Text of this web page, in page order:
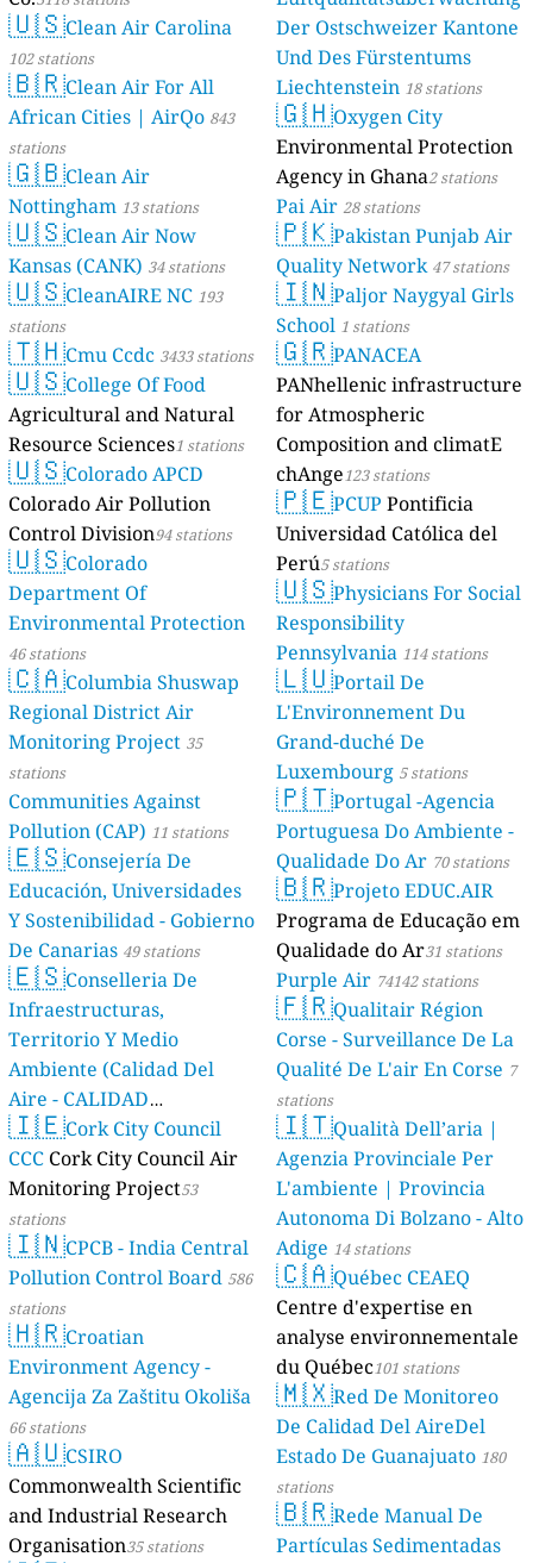
🇺🇸Clean Air Carolina
102 stations
🇧🇷Clean Air For All
African Cities | AirQo 843
stations
🇬🇧Clean Air
Nottingham 13 stations
🇺🇸Clean Air Now
Kansas (CANK) 34 stations
🇺🇸CleanAIRE NC 193
stations
🇹🇭Cmu Ccdc 3433 stations
🇺🇸College Of Food
Agricultural and Natural
Resource Sciences1 stations
🇺🇸Colorado APCD
Colorado Air Pollution
Control Division94 stations
🇺🇸Colorado
Department Of
Environmental Protection
46 stations
🇨🇦Columbia Shuswap
Regional District Air
Monitoring Project 35
stations
Communities Against
Pollution (CAP) 11 stations
🇪🇸Consejería De
Educación, Universidades
Y Sostenibilidad - Gobierno
De Canarias 49 stations
🇪🇸Conselleria De
Infraestructuras,
Territorio Y Medio
Ambiente (Calidad Del
Aire - CALIDAD
AMBIENTAL) 23 stations
🇮🇪Cork City Council
CCC Cork City Council Air
Monitoring Project53
stations
🇮🇳CPCB - India Central
Pollution Control Board 586
stations
🇭🇷Croatian
Environment Agency -
Agencija Za Zaštitu Okoliša
66 stations
🇦🇺CSIRO
Commonwealth Scientific
and Industrial Research
Organisation35 stations
Der Ostschweizer Kantone
Und Des Fürstentums
Liechtenstein 18 stations
🇬🇭Oxygen City
Environmental Protection
Agency in Ghana2 stations
Pai Air 28 stations
🇵🇰Pakistan Punjab Air
Quality Network 47 stations
🇮🇳Paljor Naygyal Girls
School 1 stations
🇬🇷PANACEA
PANhellenic infrastructure
for Atmospheric
Composition and climatE
chAnge123 stations
🇵🇪PCUP Pontificia
Universidad Católica del
Perú5 stations
🇺🇸Physicians For Social
Responsibility
Pennsylvania 114 stations
🇱🇺Portail De
L'Environnement Du
Grand-duché De
Luxembourg 5 stations
🇵🇹Portugal -Agencia
Portuguesa Do Ambiente -
Qualidade Do Ar 70 stations
🇧🇷Projeto EDUC.AIR
Programa de Educação em
Qualidade do Ar31 stations
Purple Air 74142 stations
🇫🇷Qualitair Région
Corse - Surveillance De La
Qualité De L'air En Corse 7
stations
🇮🇹Qualità Dell’aria |
Agenzia Provinciale Per
L'ambiente | Provincia
Autonoma Di Bolzano - Alto
Adige 14 stations
🇨🇦Québec CEAEQ
Centre d'expertise en
analyse environnementale
du Québec101 stations
🇲🇽Red De Monitoreo
De Calidad Del AireDel
Estado De Guanajuato 180
stations
🇧🇷Rede Manual De
Partículas Sedimentadas